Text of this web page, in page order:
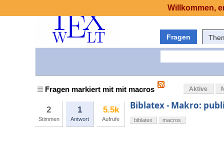
Fragen
Fragen markiert mit mit macros Aktive
2
Stimmen
1
Antwort
5.5k
Aufrufe
Biblatex - Makro:
biblatex macros
Willkommen,